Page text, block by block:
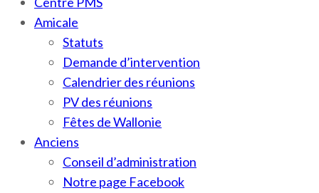
Amicale
Statuts
Demande d’intervention
Calendrier des réunions
PV des réunions
Fêtes de Wallonie
Anciens
Conseil d’administration
Notre page Facebook